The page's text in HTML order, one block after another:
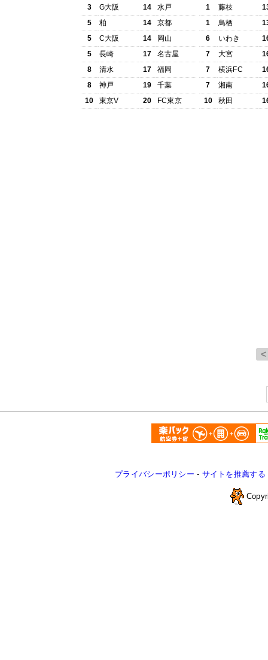
3
G大阪 14
水戸
5
柏 14
京都
5
C大阪 14
岡山
5
長崎 17
名古屋
8
清水 17
福岡
8
神戸 19
千葉
10
東京V 20 FC東京
1
藤枝
1
鳥栖
6
いわき
7
大宮
7
横浜FC
7
湘南
10
秋田
プライバシーポリシー - サイトを推薦する